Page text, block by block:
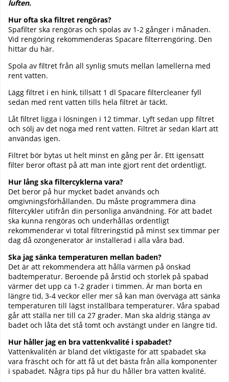
luften.
Hur ofta ska filtret rengöras?
Spafilter ska rengöras och spolas av 1-2 gånger i månaden.
Vid rengöring rekommenderas Spacare filterrengöring. Den
hittar du här.
Spola av filtret från all synlig smuts mellan lamellerna med
rent vatten.
Lägg filtret i en hink, tillsätt 1 dl Spacare filtercleaner fyll
sedan med rent vatten tills hela filtret är täckt.
Låt filtret ligga i lösningen i 12 timmar. Lyft sedan upp filtret
och sölj av det noga med rent vatten. Filtret är sedan klart att
användas igen.
Filtret bör bytas ut helt minst en gång per år. Ett igensatt
filter beror oftast på att man inte gjort rent det ordentligt.
Hur lång ska filtercyklerna vara?
Det beror på hur mycket badet används och
omgivningsförhållanden. Du måste programmera dina
filtercykler utifrån din personliga användning. För att badet
ska kunna rengöras och underhållas ordentligt
rekommenderar vi total filtreringstid på minst sex timmar per
dag då ozongenerator är installerad i alla våra bad.
Ska jag sänka temperaturen mellan baden?
Det är att rekommendera att hålla värmen på önskad
badtemperatur. Beroende på årstid och storlek på spabad
värmer det upp ca 1-2 grader i timmen. Är man borta en
längre tid, 3-4 veckor eller mer så kan man överväga att sänka
temperaturen till lägst inställbara temperaturer. Våra spabad
går att ställa ner till ca 27 grader. Man ska aldrig stänga av
badet och låta det stå tomt och avstängt under en längre tid.
Hur håller jag en bra vattenkvalité i spabadet?
Vattenkvalitén är bland det viktigaste för att spabadet ska
vara fräscht och för att få ut det bästa från alla komponenter
i spabadet. Några tips på hur du håller bra vatten kvalité.